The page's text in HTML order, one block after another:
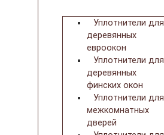
Уплотнители для
деревянных
евроокон
Уплотнители для
деревянных
финских окон
Уплотнители для
межкомнатных
дверей